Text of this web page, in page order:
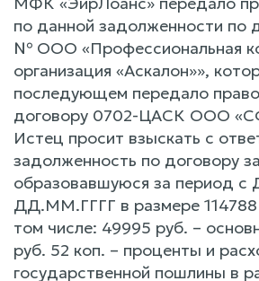
по данной задолженности по
№ ООО «Профессиональная
организация «Аскалон»»,
последующем передало
договору 0702-ЦАСК ООО
Истец просит взыскать с
задолженность по договору
образовавшуюся за период
ДД.ММ.ГГГГ в размере 114788
том числе: 49995 руб. –
руб. 52 коп. – проценты и
государственной пошлины в